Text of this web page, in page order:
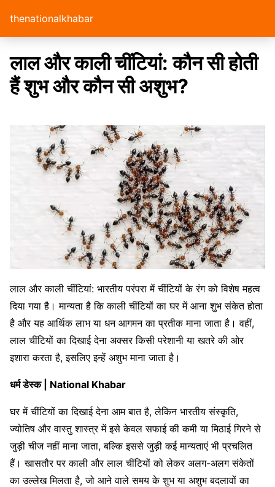
thenationalkhabar
लाल और काली चींटियां: कौन सी होती
हैं शुभ और कौन सी अशुभ?
लाल और काली चींटियां: भारतीय परंपरा में चींटियों के रंग को विशेष महत्व
दिया गया है। मान्यता है कि काली चींटियों का घर में आना शुभ संकेत होता
है और यह आर्थिक लाभ या धन आगमन का प्रतीक माना जाता है। वहीं,
लाल चींटियों का दिखाई देना अक्सर किसी परेशानी या खतरे की ओर
इशारा करता है, इसलिए इन्हें अशुभ माना जाता है।
धर्म डेस्क | National Khabar
घर में चींटियों का दिखाई देना आम बात है, लेकिन भारतीय संस्कृति,
ज्योतिष और वास्तु शास्त्र में इसे केवल सफाई की कमी या मिठाई गिरने से
जुड़ी चीज नहीं माना जाता, बल्कि इससे जुड़ी कई मान्यताएं भी प्रचलित
हैं। खासतौर पर काली और लाल चींटियों को लेकर अलग-अलग संकेतों
का उल्लेख मिलता है, जो आने वाले समय के शुभ या अशुभ बदलावों का